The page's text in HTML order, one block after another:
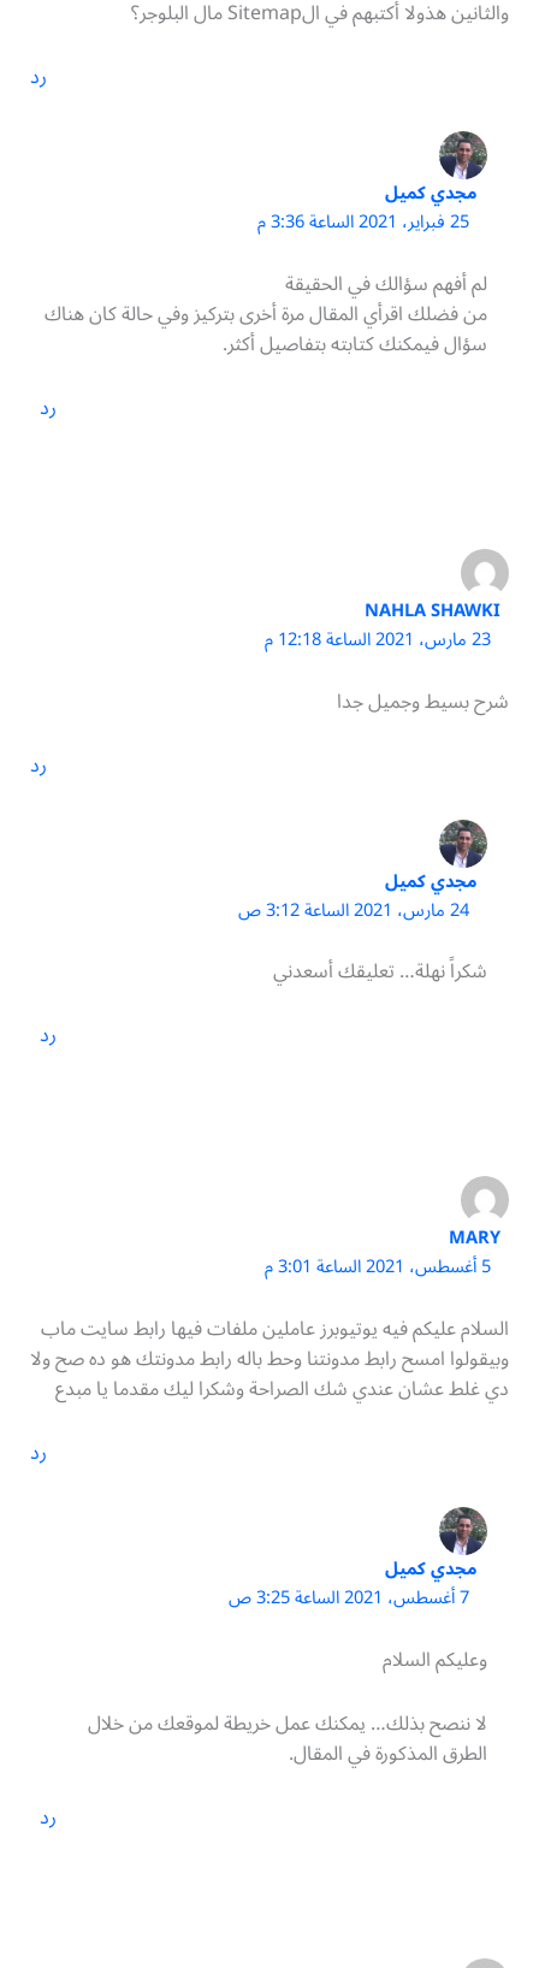
والثانين هذولا أكتبهم في الSitemap مال البلوجر؟
رد
مجدي كميل
25 فبراير، 2021 الساعة 3:36 م
لم أفهم سؤالك في الحقيقة
من فضلك اقرأي المقال مرة أخرى بتركيز وفي حالة كان هناك
سؤال فيمكنك كتابته بتفاصيل أكثر.
رد
NAHLA SHAWKI
23 مارس، 2021 الساعة 12:18 م
شرح بسيط وجميل جدا
رد
مجدي كميل
24 مارس، 2021 الساعة 3:12 ص
شكراً نهلة… تعليقك أسعدني
رد
MARY
5 أغسطس، 2021 الساعة 3:01 م
السلام عليكم فيه يوتيوبرز عاملين ملفات فيها رابط سايت ماب
وبيقولوا امسح رابط مدونتنا وحط باله رابط مدونتك هو ده صح ولا
دي غلط عشان عندي شك الصراحة وشكرا ليك مقدما يا مبدع
رد
مجدي كميل
7 أغسطس، 2021 الساعة 3:25 ص
وعليكم السلام
لا ننصح بذلك… يمكنك عمل خريطة لموقعك من خلال
الطرق المذكورة في المقال.
رد